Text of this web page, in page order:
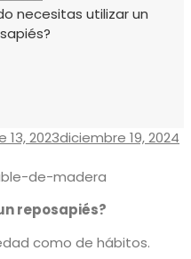
necesitas utilizar un
13, 2023diciembre 19, 2024
reposapiés?
como de hábitos.